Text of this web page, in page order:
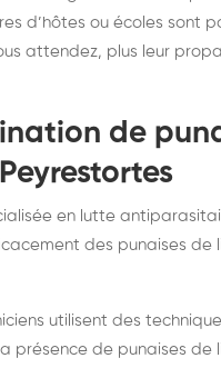
d’hôtes ou écoles sont
attendez, plus leur
de
en lutte
des punaises de
utilisent des
présence de punaises de